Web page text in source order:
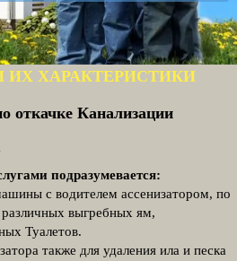
ИХ ХАРАКТЕРИСТИКИ
откачке Канализации
подразумевается:
с водителем ассенизатором, по
выгребных ям,
Туалетов.
также для удаления ила и песка